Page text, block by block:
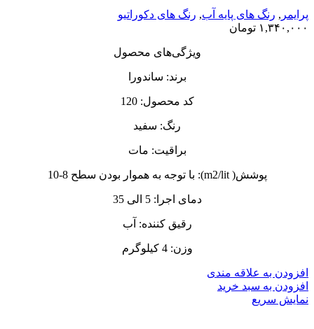
پرایمر , رنگ‌ های پایه آب, رنگ های دکوراتیو
۱,۳۴۰,۰۰۰ تومان
ویژگی‌های محصول
برند: ساندورا
کد محصول: 120
رنگ: سفید
براقیت: مات
پوشش( m2/lit): با توجه به هموار بودن سطح 8-10
دمای اجرا: 5 الی 35
رقیق کننده: آب
وزن: 4 کیلوگرم
افزودن به علاقه مندی
افزودن به سبد خرید
نمایش سریع